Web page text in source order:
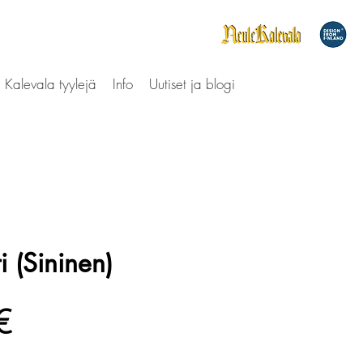
Kalevala tyylejä Info
Uutiset ja blogi
(Sininen)
Hinta